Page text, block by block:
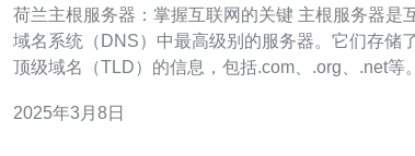
荷兰主根服务器：掌握互联网的关键 主根服务器是互联网
域名系统（DNS）中最高级别的服务器。它们存储
顶级域名（TLD）的信息，包括.com、.org、.net等
的核心。它的任务是确保互联网上的域名解析正常运
2025年3月8日